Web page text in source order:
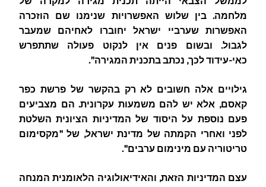
מלחמה. בין שלוש האפשרויות שנימנו שם הוזכרה
האפשרות שערביי ישראל יחוברו לאחיהם שמעבר
לגבול. ובשום פנים אין לנקוט פעולה שתתפרש
כאי-עידוד לכך, נכתב בתכנית המגירה".
גילויים אלה חשובים לא רק בהקשר של פרשת כפר
קאסם, אלא יש להם משמעות עקרונית. הם מצביעים
פעם נוספת על היסוד של המדיניות הציונית השלטת
לפני ואחרי הקמתה של מדינת ישראל, של "מקסימום
טריטוריה עם מינימום ערבים".
עצם המדיניות הזאת, והאידיאולוגיה הלאומנית המנחה